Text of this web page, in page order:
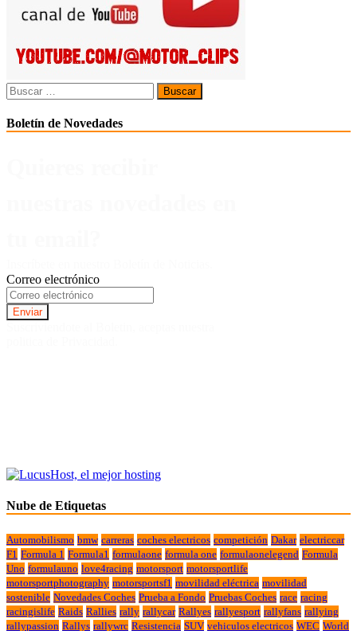
Buscar:
Boletín de Novedades
Correo electrónico
Nube de Etiquetas
Automobilismo bmw carreras coches electricos competición Dakar electriccar
F1 Formula 1 Formula1 formulaone formula one formulaonelegend Formula
Uno formulauno love4racing motorsport motorsportlife
motorsportphotography motorsportsf1 movilidad eléctrica movilidad
sostenible Novedades Coches Prueba a Fondo Pruebas Coches race racing
racingislife Raids Rallies rally rallycar Rallyes rallyesport rallyfans rallying
rallypassion Rallys rallywrc Resistencia SUV vehiculos electricos WEC World